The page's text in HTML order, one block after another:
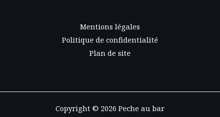
Mentions légales
Politique de confidentialité
Plan de site
Copyright © 2026 Peche au bar